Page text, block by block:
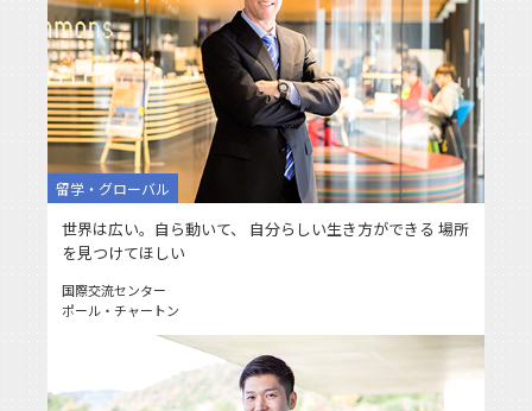
留学・グローバル
世界は広い。自ら動いて、 自分らしい生き方ができる 場所
を見つけてほしい
国際交流センター
ポール・チャートン